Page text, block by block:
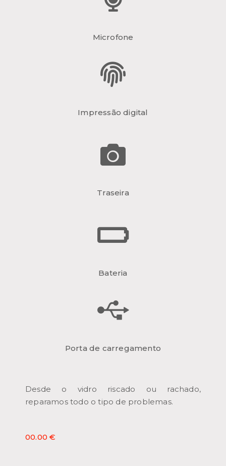
Microfone
Impressão digital
Traseira
Bateria
Porta de carregamento
Desde o vidro riscado ou rachado,
reparamos todo o tipo de problemas.
00.00 €